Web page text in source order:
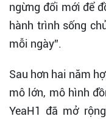
ngừng đổi mới để
hành trình sống
mỗi ngày”.
Sau hơn hai năm
mô lớn, mô hình
YeaH1 đã mở